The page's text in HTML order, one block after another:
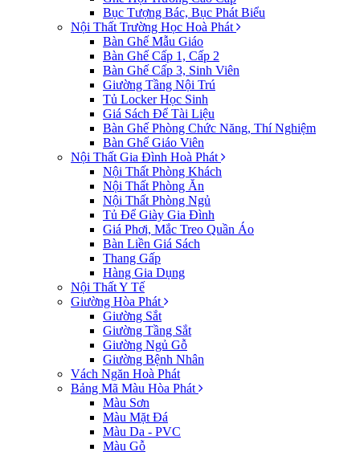
Bục Tượng Bác, Bục Phát Biểu
Nội Thất Trường Học Hoà Phát
Bàn Ghế Mẫu Giáo
Bàn Ghế Cấp 1, Cấp 2
Bàn Ghế Cấp 3, Sinh Viên
Giường Tầng Nội Trú
Tủ Locker Học Sinh
Giá Sách Để Tài Liệu
Bàn Ghế Phòng Chức Năng, Thí Nghiệm
Bàn Ghế Giáo Viên
Nội Thất Gia Đình Hoà Phát
Nội Thất Phòng Khách
Nội Thất Phòng Ăn
Nội Thất Phòng Ngủ
Tủ Để Giày Gia Đình
Giá Phơi, Mắc Treo Quần Áo
Bàn Liền Giá Sách
Thang Gấp
Hàng Gia Dụng
Nội Thất Y Tế
Giường Hòa Phát
Giường Sắt
Giường Tầng Sắt
Giường Ngủ Gỗ
Giường Bệnh Nhân
Vách Ngăn Hoà Phát
Bảng Mã Màu Hòa Phát
Màu Sơn
Màu Mặt Đá
Màu Da - PVC
Màu Gỗ